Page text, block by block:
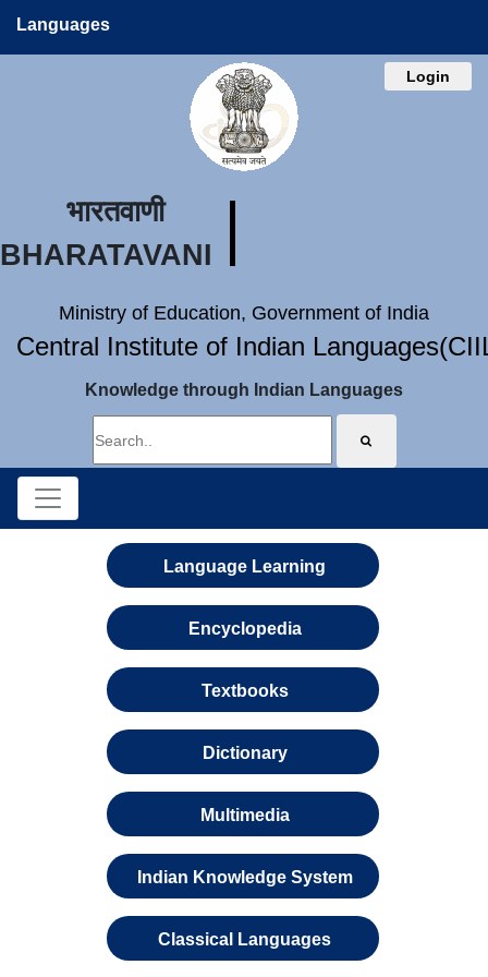
Languages
Login
भारतवाणी
BHARATAVANI
Ministry of Education, Government of India
Central Institute of Indian
Knowledge through Indian Languages
Language Learning
Encyclopedia
Textbooks
Dictionary
Multimedia
Indian Knowledge System
Classical Languages